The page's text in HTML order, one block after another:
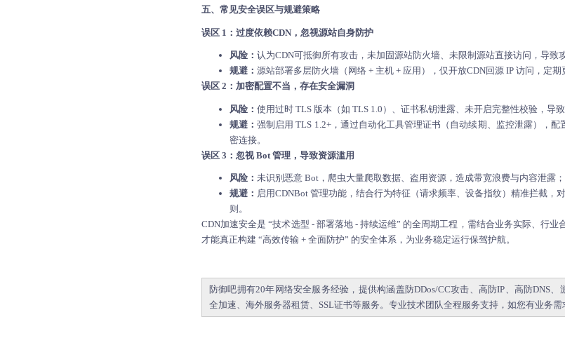
五、常见安全误区与规避策略
误区 1：过度依赖CDN，忽视源站自身防护
风险： 认为CDN可抵御所有攻击，未加固源站防火墙、未限制源站直接访问，导致
规避： 源站部署多层防火墙（网络 + 主机 + 应用），仅开放CDN回源 IP 访问，定
误区 2：加密配置不当，存在安全漏洞
风险： 使用过时 TLS 版本（如 TLS 1.0）、证书私钥泄露、未开启完整性校验，导
规避：强制启用 TLS 1.2+，通过自动化工具管理证书（自动续期、监控泄露），配
密连接。
误区 3：忽视 Bot 管理，导致资源滥用
风险： 未识别恶意 Bot，爬虫大量爬取数据、盗用资源，造成带宽浪费与内容泄露；
规避： 启用CDNBot 管理功能，结合行为特征（请求频率、设备指纹）精准拦截，
则。
CDN加速安全是 “技术选型 - 部署落地 - 持续运维” 的全周期工程，需结合业务实际、行业
才能真正构建 “高效传输 + 全面防护” 的安全体系，为业务稳定运行保驾护航。
防御吧拥有20年网络安全服务经验，提供构涵盖 防DDos/CC攻击、 高防IP、 高防DNS、
全加速、海外服务器租赁、 SSL证书等服务。专业技术团队全程服务支持，如您有业务需